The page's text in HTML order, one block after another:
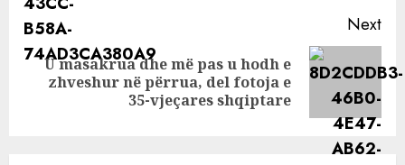
Next
Next
U masakrua dhe më pas u hodh e
zhveshur në përrua, del fotoja e
35-vjeçares shqiptare